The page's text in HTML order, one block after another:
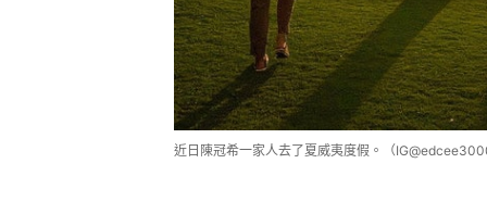
近日陳冠希一家人去了夏威夷度假。（